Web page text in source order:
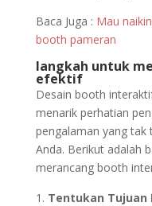
Baca Juga : Mau
booth pameran
langkah untuk
efektif
Desain booth
menarik perhatian
pengalaman yang tak
Anda. Berikut adalah
merancang booth
Tentukan Tujuan